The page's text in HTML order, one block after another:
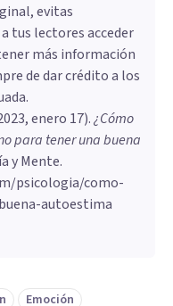
evitas
tus lectores acceder
más información
de dar crédito a los
enero 17).¿Cómo
para tener una buena
y Mente.
psicologia/como-
autoestima
Emoción